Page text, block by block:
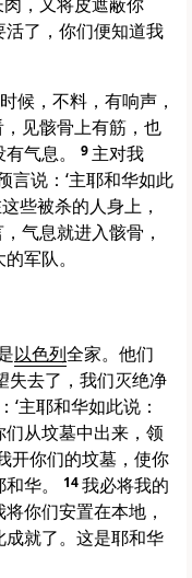
了，你们便知道我
候，不料，有响声，
见骸骨上有筋，也
气息。
9 主对我
言说：‘主耶和华如此
些被杀的人身上，
气息就进入骸骨，
军队。
以色列全家。他们
失去了，我们灭绝净
‘主耶和华如此说：
从坟墓中出来，领
开你们的坟墓，使你
华。
14我必将我的
你们安置在本地，
就了。这是耶和华